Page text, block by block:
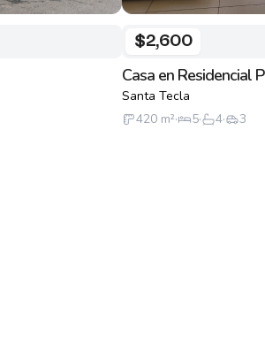
$2,600
Casa en Residencial
Santa Tecla
420 m²· 5· 4· 3